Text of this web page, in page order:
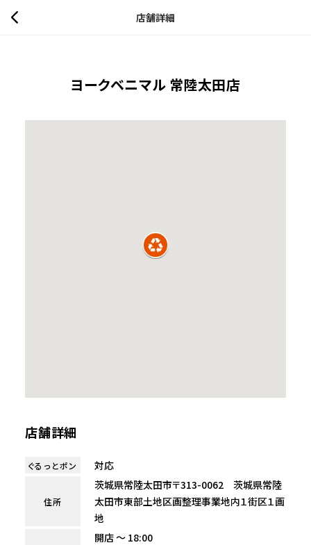
店舗詳細
ヨークベニマル 常陸太田店
店舗詳細
ぐるっとポン 対応
住所
茨城県常陸太田市〒313-0062 茨城県常陸
太田市東部土地区画整理事業地内１街区１画
地
開店 ～ 18:00